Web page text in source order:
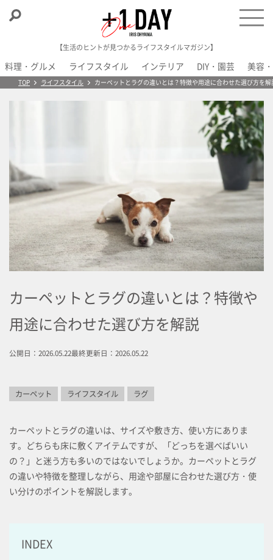
【生活のヒントが見つかるライフスタイルマガジン】
料理・グルメ ライフスタイル インテリア DIY・園芸 美容
TOP＋1 Dayライフスタイル カーペットとラグの違いとは？特徴や用途に合わせた選び方を解
カーペットとラグの違いとは？特徴や
用途に合わせた選び方を解説
公開日：2026.05.22最終更新日：2026.05.22
カーペット ライフスタイル ラグ
カーペットとラグの違いは、サイズや敷き方、使い方にありま
す。どちらも床に敷くアイテムですが、「どっちを選べばいい
の？」と迷う方も多いのではないでしょうか。カーペットとラグ
の違いや特徴を整理しながら、用途や部屋に合わせた選び方・使
い分けのポイントを解説します。
INDEX